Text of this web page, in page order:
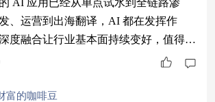
、运营到出海翻译，AI 都在发挥作
度融合让行业基本面持续变好，值得重
同泰慧利混合C$ #开门红！A股重返400
富的咖啡豆